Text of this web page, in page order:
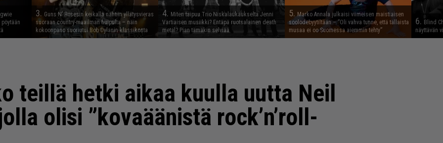
3. Guns N’ Rosesin keikalla nähtiin yllätysvieras
suoraan country-maailman huipulta – näin
kokoonpano suoriutui Bob Dylanin klassikosta
4. Miten taipuu Trio Niskalaukaukselta Jenni
Vartiaisen musiikki? Entäpä ruotsalainen death
metal? Pian tämäkin selviää
5. Marko Annala julkaisi viimeisen maistiaisen
soolodebyytiltään – ”Oli vahva tunne, että tällaista
musaa ei oo Suomessa aiemmin tehty”
6. Blind
näyttävän
teillä hetki aikaa kuulla uutta Neil
olisi ”kovaäänistä rock’n’roll-